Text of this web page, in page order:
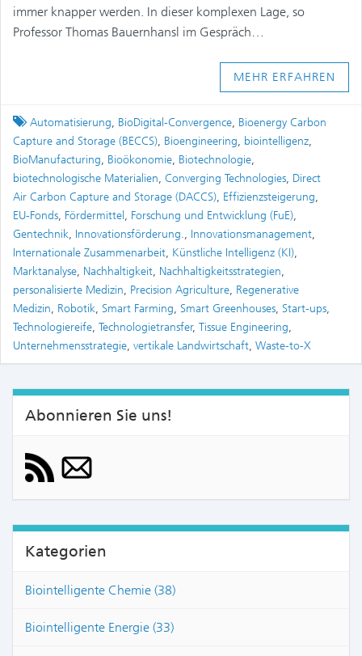
immer knapper werden. In dieser komplexen Lage, so
Professor Thomas Bauernhansl im Gespräch…
MEHR ERFAHREN
Tagged
Automatisierung, BioDigital-Convergence, Bioenergy Carbon
Capture and Storage (BECCS), Bioengineering, biointelligenz,
BioManufacturing, Bioökonomie, Biotechnologie,
biotechnologische Materialien, Converging Technologies, Direct
Air Carbon Capture and Storage (DACCS), Effizienzsteigerung,
EU-Fonds, Fördermittel , Forschung und Entwicklung (FuE),
Gentechnik, Innovationsförderung., Innovationsmanagement,
Internationale Zusammenarbeit, Künstliche Intelligenz (KI),
Marktanalyse, Nachhaltigkeit, Nachhaltigkeitsstrategien,
personalisierte Medizin, Precision Agriculture, Regenerative
Medizin, Robotik, Smart Farming, Smart Greenhouses, Start-ups,
Technologiereife, Technologietransfer, Tissue Engineering,
Unternehmensstrategie, vertikale Landwirtschaft, Waste-to-X
Abonnieren Sie uns!
Kategorien
Biointelligente Chemie (38)
Biointelligente Energie (33)